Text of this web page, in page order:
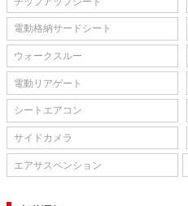
電動格納サードシート
ウォークスルー
電動リアゲート
シートエアコン
サイドカメラ
エアサスペンション